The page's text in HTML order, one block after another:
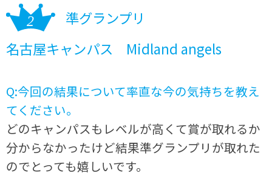
準グランプリ
名古屋キャンパス Midland angels
Q:今回の結果について率直な今の気持ちを教え
てください。
どのキャンパスもレベルが高くて賞が取れるか
分からなかったけど結果準グランプリが取れた
のでとっても嬉しいです。